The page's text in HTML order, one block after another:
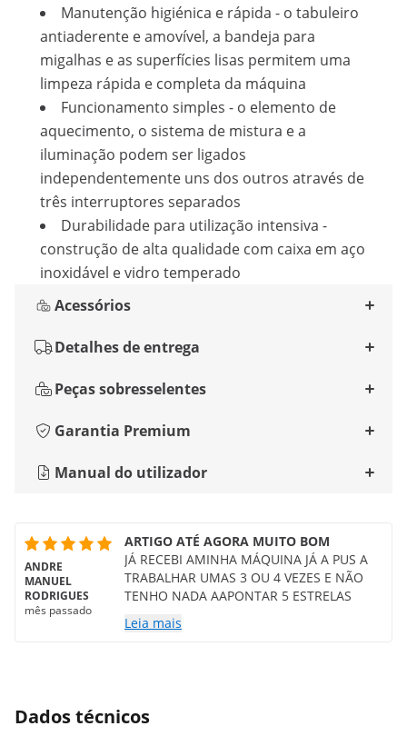
Manutenção higiénica e rápida - o tabuleiro
antiaderente e amovível, a bandeja para
migalhas e as superfícies lisas permitem uma
limpeza rápida e completa da máquina
Funcionamento simples - o elemento de
aquecimento, o sistema de mistura e a
iluminação podem ser ligados
independentemente uns dos outros através de
três interruptores separados
Durabilidade para utilização intensiva -
construção de alta qualidade com caixa em aço
inoxidável e vidro temperado
Acessórios
Detalhes de entrega
Peças sobresselentes
Garantia Premium
Manual do utilizador
ANDRE
MANUEL
RODRIGUES
mês passado
ARTIGO ATÉ AGORA MUITO BOM
JÁ RECEBI AMINHA MÁQUINA JÁ A PUS A
TRABALHAR UMAS 3 OU 4 VEZES E NÃO
TENHO NADA AAPONTAR 5 ESTRELAS
Leia mais
Dados técnicos